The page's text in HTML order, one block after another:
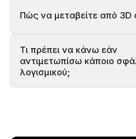
ΥΨΟΣ
την
Πώς να μεταβείτε από 3D
Τι πρέπει να κάνω εάν
αντιμετωπίσω κάποιο
λογισμικού;